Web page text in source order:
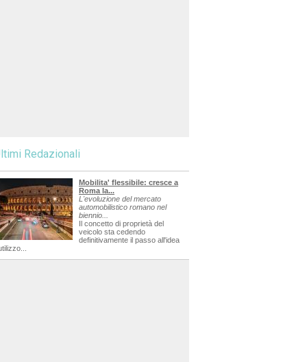
Redazionali
Mobilita' flessibile: cresce a
Roma la...
L'evoluzione del mercato
automobilistico romano nel
biennio...
Il concetto di proprietà del
veicolo sta cedendo
definitivamente il passo all'idea